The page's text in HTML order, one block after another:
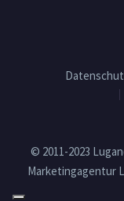
© 2011-2023
Marketingagentur